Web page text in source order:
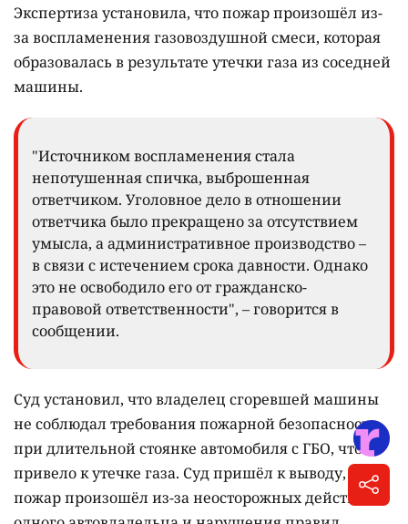
Экспертиза установила, что пожар произошёл из-
за воспламенения газовоздушной смеси, которая
образовалась в результате утечки газа из соседней
машины.
"Источником воспламенения стала
непотушенная спичка, выброшенная
ответчиком. Уголовное дело в отношении
ответчика было прекращено за отсутствием
умысла, а административное производство –
в связи с истечением срока давности. Однако
это не освободило его от гражданско-
правовой ответственности", – говорится в
сообщении.
Суд установил, что владелец сгоревшей машины
не соблюдал требования пожарной безопасности
при длительной стоянке автомобиля с ГБО, что
привело к утечке газа. Суд пришёл к выводу, что
пожар произошёл из-за неосторожных действий